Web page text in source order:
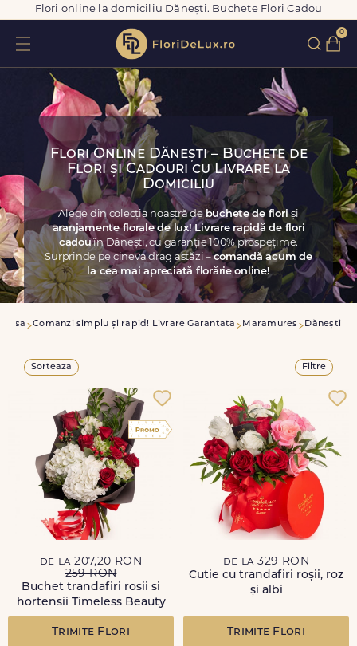
Flori online la domiciliu Dănești. Buchete Flori Cadou
0
Flori Online Dănești – Buchete de
Flori și Cadouri cu Livrare la
Domiciliu
Alege din colecția noastră de buchete de floriși
aranjamente florale de lux! Livrare rapidă de flori
cadouîn Dănești, cu garanție 100% prospețime.
Surprinde pe cineva drag astăzi –comandă acum de
la cea mai apreciată florărie online!
Comanzi simplu și rapid! Livrare Garantata Maramures Dănești
Sorteaza Filtre
de la 207,20 RON
259 RON
Buchet trandafiri rosii si
hortensii Timeless Beauty
Trimite Flori
de la 329 RON
Cutie cu trandafiri roșii, roz
și albi
Trimite Flori